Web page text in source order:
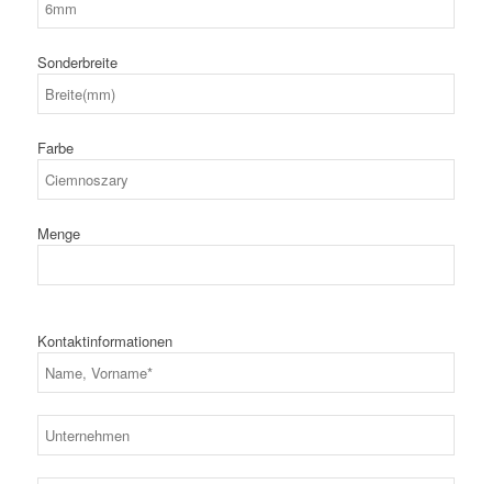
Sonderbreite
Farbe
Menge
Kontaktinformationen